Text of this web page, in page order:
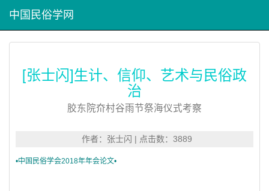
中国民俗学网
[张士闪]生计、信仰、艺术与民俗政
治
胶东院夼村谷雨节祭海仪式考察
作者：张士闪 | 点击数：3889
•中国民俗学会2018年年会论文•